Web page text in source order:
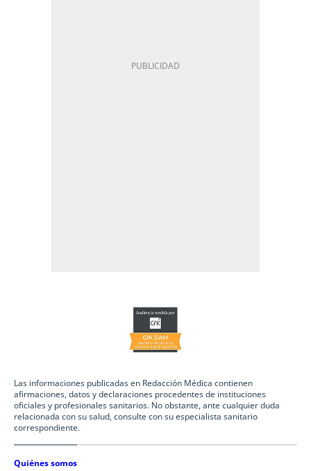
Las informaciones publicadas en Redacción Médica contienen
afirmaciones, datos y declaraciones procedentes de instituciones
oficiales y profesionales sanitarios. No obstante, ante cualquier duda
relacionada con su salud, consulte con su especialista sanitario
correspondiente.
Quiénes somos